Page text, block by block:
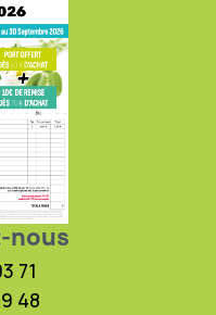
nous
71
48